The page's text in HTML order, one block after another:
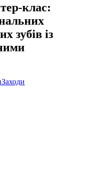
клас:
зубів із
Заходи